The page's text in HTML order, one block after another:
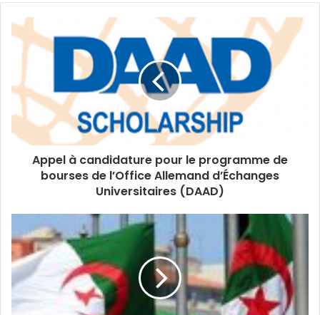
Appel à candidature pour le programme de
bourses de l’Office Allemand d’Échanges
Universitaires (DAAD)